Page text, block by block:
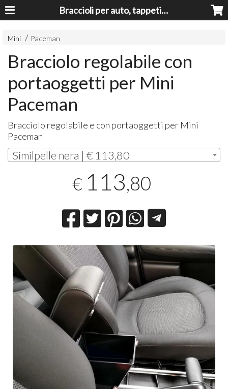
Braccioli per auto, tappeti auto, accessori auto MADE IN ITALY - Armrests, Mittelarmlehnen, Accoundoirs
Mini Paceman
Bracciolo regolabile con
portaoggetti per Mini
Paceman
Bracciolo regolabile e con portaoggetti per Mini
Paceman
Similpelle nera | € 113,80
€ 113,80